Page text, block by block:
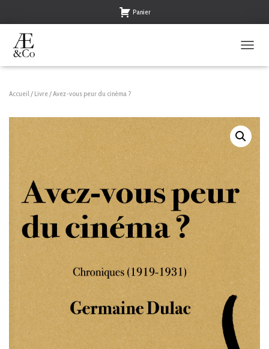
Panier
Accueil/ Livre/ Avez-vous peur du cinéma ?